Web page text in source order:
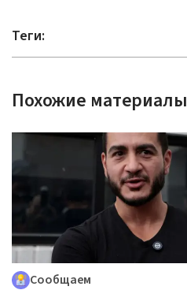
Теги:
Похожие материалы
Сообщаем